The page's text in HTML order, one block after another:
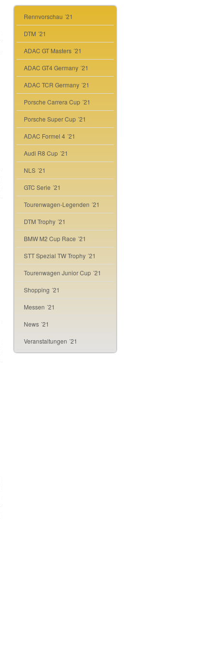
Rennvorschau ´21
DTM ´21
ADAC GT Masters ´21
ADAC GT4 Germany ´21
ADAC TCR Germany ´21
Porsche Carrera Cup ´21
Porsche Super Cup ´21
ADAC Formel 4 ´21
Audi R8 Cup ´21
NLS ´21
GTC Serie ´21
Tourenwagen-Legenden ´21
DTM Trophy ´21
BMW M2 Cup Race ´21
STT Spezial TW Trophy ´21
Tourenwagen Junior Cup ´21
Shopping ´21
Messen ´21
News ´21
Veranstaltungen ´21